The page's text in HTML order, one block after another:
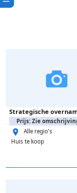
Prijs: Zie
Alle regio's
Huis te koop